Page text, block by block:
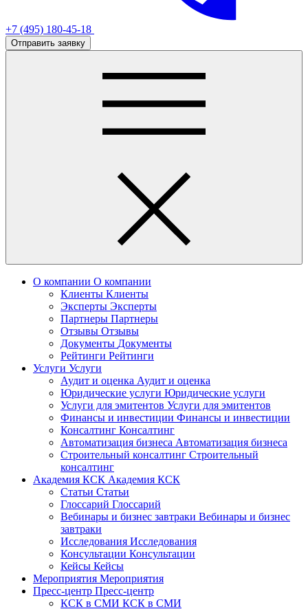
+7 (495) 180-45-18
Отправить заявку
О компании О компании
Клиенты Клиенты
Эксперты Эксперты
Партнеры Партнеры
Отзывы Отзывы
Документы Документы
Рейтинги Рейтинги
Услуги Услуги
Аудит и оценка Аудит и оценка
Юридические услуги Юридические услуги
Услуги для эмитентов Услуги для эмитентов
Финансы и инвестиции Финансы и инвестиции
Консалтинг Консалтинг
Автоматизация бизнеса Автоматизация бизнеса
Строительный консалтинг Строительный
консалтинг
Академия КСК Академия КСК
Статьи Статьи
Глоссарий Глоссарий
Вебинары и бизнес завтраки Вебинары и бизнес
завтраки
Исследования Исследования
Консультации Консультации
Кейсы Кейсы
Мероприятия Мероприятия
Пресс-центр Пресс-центр
КСК в СМИ КСК в СМИ